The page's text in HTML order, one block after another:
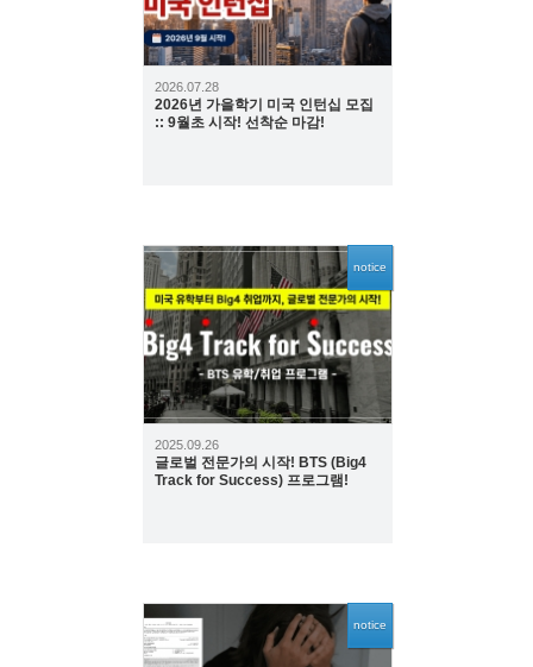
2026.07.28
2026년 가을학기 미국 인턴십 모집
:: 9월초 시작! 선착순 마감!
notice
2354
2025.09.26
글로벌 전문가의 시작! BTS (Big4
Track for Success) 프로그램!
notice
1966